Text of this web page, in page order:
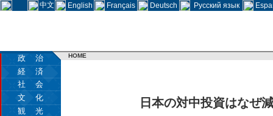
中文 English Français Deutsch Русский язык
政 治
経 済
社 会
文 化
観 光
HOME
日本の対中投資はなぜ